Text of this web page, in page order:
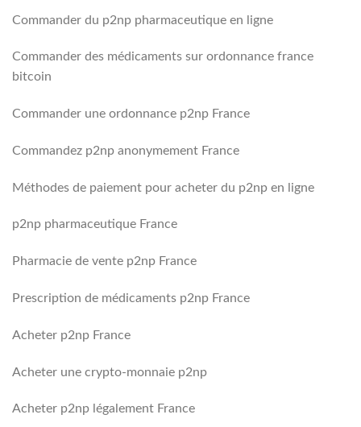
Commander du p2np pharmaceutique en ligne
Commander des médicaments sur ordonnance france
bitcoin
Commander une ordonnance p2np France
Commandez p2np anonymement France
Méthodes de paiement pour acheter du p2np en ligne
p2np pharmaceutique France
Pharmacie de vente p2np France
Prescription de médicaments p2np France
Acheter p2np France
Acheter une crypto-monnaie p2np
Acheter p2np légalement France